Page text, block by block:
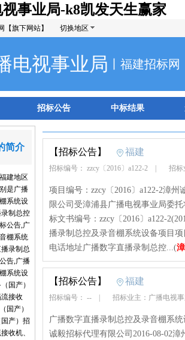
事业局-k8凯发天生赢家
旗下网站】 切换地区
电视事业局 丨福建招标网
招标公告 中标结果
简介
建地区
是广播
系统设
制总控
公告,广
棚系统
录制总
告,广播
系统设
国产）
接收
国产）
产）招
收机、
【招标公告】 福建
招标编号： zzcy〔2016〕a122-2 招标
项目编号：zzcy〔2016〕a122-2漳
限公司受漳浦县广播电视事业局委
标文书编号：zzcy〔2016〕a122-
播录制总控及录音棚系统设备项目
电话地址广播数字直播录制总控...(
【招标公告】 福建
招标编号： -- 招标业主：广播电视
广播数字直播录制总控及录音棚系统
诚毅招标代理有限公司2016-08-02